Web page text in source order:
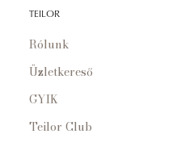
TEILOR
Rólunk
Üzletkereső
GYIK
Teilor Club